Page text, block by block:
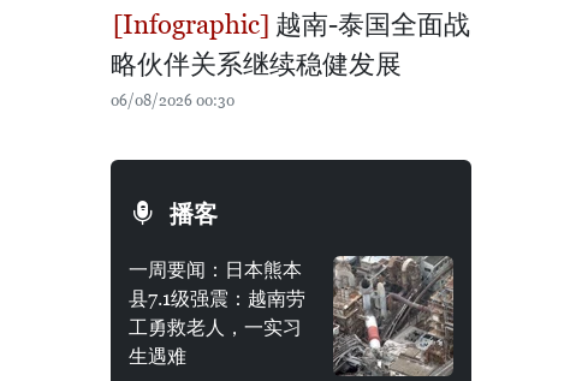
越南-泰国全面战
略伙伴关系继续稳健发展
06/08/2026 00:30
播客
一周要闻：日本熊本
县7.1级强震：越南劳
工勇救老人，一实习
生遇难